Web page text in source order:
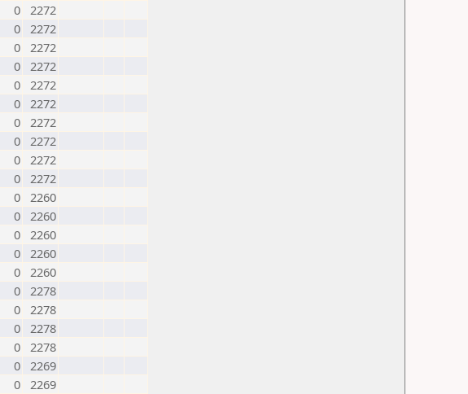
0 2272
0 2272
0 2272
0 2272
0 2272
0 2272
0 2272
0 2272
0 2272
0 2272
0 2260
0 2260
0 2260
0 2260
0 2260
0 2278
0 2278
0 2278
0 2278
0 2269
0 2269